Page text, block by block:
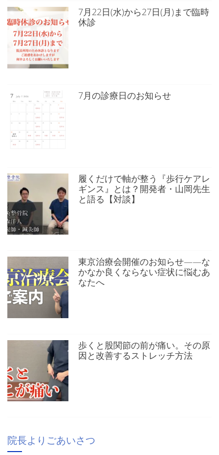
7月22日(水)から27日(月)まで臨時
休診
7月の診療日のお知らせ
履くだけで軸が整う『歩行ケアレ
ギンス』とは？開発者・山岡先生
と語る【対談】
東京治療会開催のお知らせ——な
かなか良くならない症状に悩むあ
なたへ
歩くと股関節の前が痛い。その原
因と改善するストレッチ方法
院長よりごあいさつ